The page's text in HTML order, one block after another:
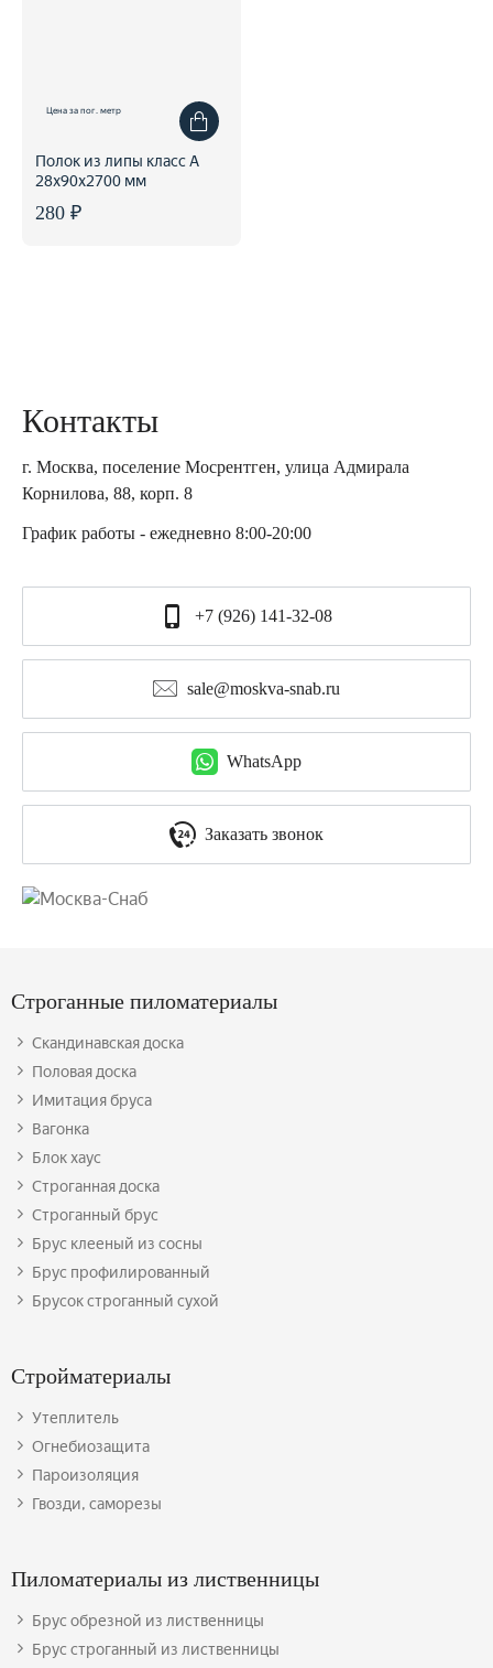
Цена за пог. метр
Полок из липы класс А
28x90x2700 мм
280 ₽
Контакты
г. Москва, поселение Мосрентген, улица Адмирала
Корнилова, 88, корп. 8
График работы - ежедневно 8:00-20:00
+7 (926) 141-32-08
sale@moskva-snab.ru
WhatsApp
Заказать звонок
Строганные пиломатериалы
Скандинавская доска
Половая доска
Имитация бруса
Вагонка
Блок хаус
Строганная доска
Строганный брус
Брус клееный из сосны
Брус профилированный
Брусок строганный сухой
Стройматериалы
Утеплитель
Огнебиозащита
Пароизоляция
Гвозди, саморезы
Пиломатериалы из лиственницы
Брус обрезной из лиственницы
Брус строганный из лиственницы